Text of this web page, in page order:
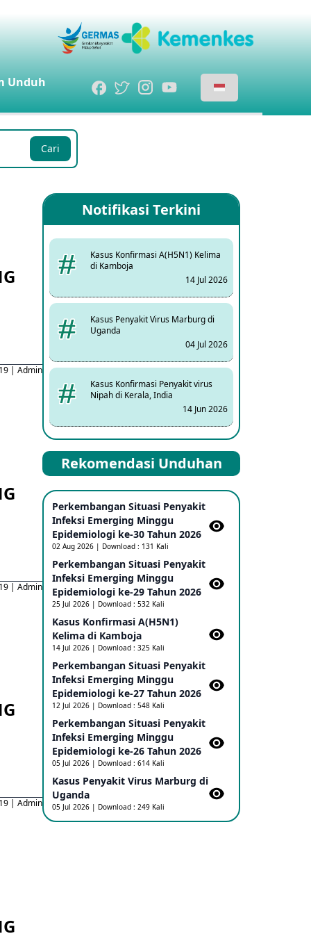
Unduh
Cari
| Admin
| Admin
| Admin
Notifikasi Terkini
Kasus Konfirmasi A(H5N1) Kelima
di Kamboja
14 Jul 2026
Kasus Penyakit Virus Marburg di
Uganda
04 Jul 2026
Kasus Konfirmasi Penyakit virus
Nipah di Kerala, India
14 Jun 2026
Kasus Dicurigai Penyakit virus
Nipah di Kerala, India
12 Jun 2026
Mpox Clade 1b di Taiwan
25 May 2026
Update Informasi PHEIC Penyakit
Ebola
23 May 2026
Penetapan Outbreak Penyakit
Ebola di RD Kongo dan Uganda
17 May 2026
Outbreak Penyakti Ebola di RD
Kongo
16 May 2026
Kasus Konfirmasi A(H5NN6) di Cina
08 May 2026
Rekomendasi Unduhan
Perkembangan Situasi Penyakit
Infeksi Emerging Minggu
Epidemiologi ke-30 Tahun 2026
02 Aug 2026 | Download : 131 Kali
Perkembangan Situasi Penyakit
Infeksi Emerging Minggu
Epidemiologi ke-29 Tahun 2026
25 Jul 2026 | Download : 532 Kali
Kasus Konfirmasi A(H5N1)
Kelima di Kamboja​
14 Jul 2026 | Download : 325 Kali
Perkembangan Situasi Penyakit
Infeksi Emerging Minggu
Epidemiologi ke-27 Tahun 2026
12 Jul 2026 | Download : 548 Kali
Perkembangan Situasi Penyakit
Infeksi Emerging Minggu
Epidemiologi ke-26 Tahun 2026
05 Jul 2026 | Download : 614 Kali
Kasus Penyakit Virus Marburg di
Uganda
05 Jul 2026 | Download : 249 Kali